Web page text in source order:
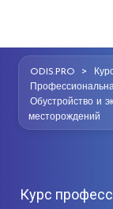
ODIS.PRO >
Обустройство и
месторождений
Курс